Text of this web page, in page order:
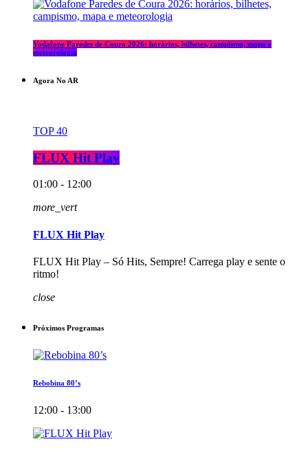
Vodafone Paredes de Coura 2026: horários, bilhetes, campismo, mapa e
meteorologia
Agora No AR
TOP 40
FLUX Hit Play
01:00 - 12:00
more_vert
FLUX Hit Play
FLUX Hit Play – Só Hits, Sempre! Carrega play e sente o
ritmo!
close
Próximos Programas
Rebobina 80’s
12:00 - 13:00